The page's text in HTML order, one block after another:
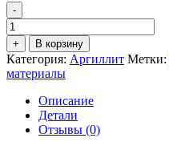
-
Количество
товара
Аргиллит
фр.
0,7-
(мешок
+ В корзину
Категория: Аргиллит Метки:
материалы
Описание
Детали
Отзывы (0)